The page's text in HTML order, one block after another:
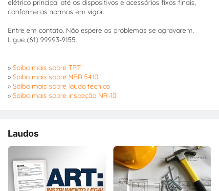
elétrico principal até os dispositivos e acessórios fixos finais,
conforme as normas em vigor.
Entre em contato. Não espere os problemas se agravarem.
Ligue (61) 99993-9155
» Saiba mais sobre TRT
» Saiba mais sobre NBR 5410
» Saiba mais sobre laudo técnico
» Saiba mais sobre inspeção NR-10
Laudos